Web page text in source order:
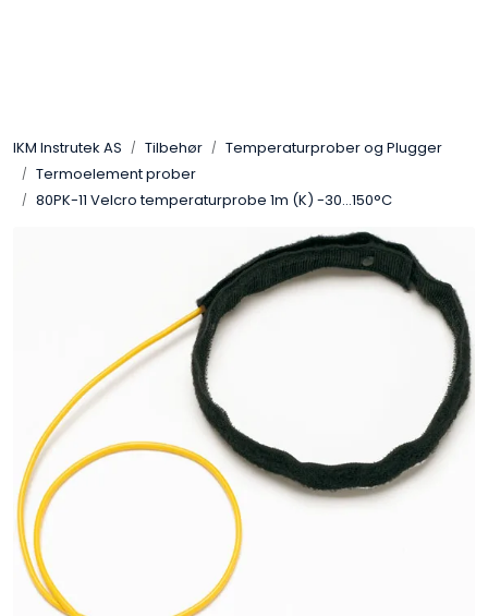
IKM Instrutek AS Tilbehør
Temperaturprober og Plugger
Termoelement prober
80PK-11 Velcro temperaturprobe 1m (K) -30...150°C
Elektro
Elektronikk
Frekvensomformere
Miljø og sikkerhet
Kalibratorer
Termografi
Undervisning